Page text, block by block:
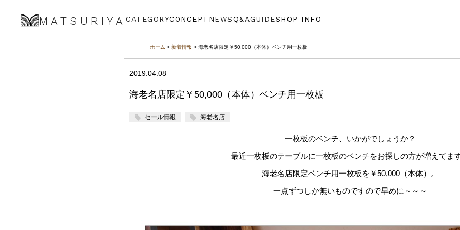
MATSURIYA CATEGORYCONCEPT NEWSQ&AGUIDESHOP INFO
ホーム > 新着情報 > 海老名店限定￥50,000（本体）ベンチ用一枚板
2019.04.08
海老名店限定￥50,000（本体）ベンチ用一枚板
セール情報 海老名店
一枚板のベンチ、いかがでしょうか？
最近一枚板のテーブルに一枚板のベンチをお探しの方が増えてま
海老名店限定ベンチ用一枚板を￥50,000（本体）。
一点ずつしか無いものですので早めに～～～